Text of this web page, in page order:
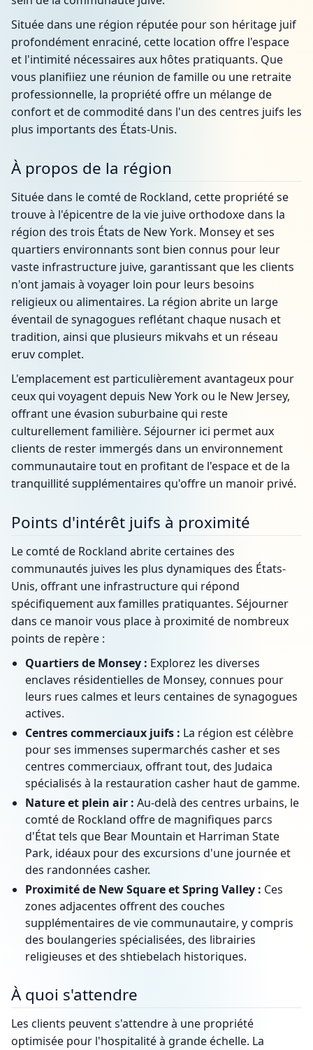
Située dans une région réputée pour son héritage juif
profondément enraciné, cette location offre l'espace
et l'intimité nécessaires aux hôtes pratiquants. Que
vous planifiiez une réunion de famille ou une retraite
professionnelle, la propriété offre un mélange de
confort et de commodité dans l'un des centres juifs les
plus importants des États-Unis.
À propos de la région
Située dans le comté de Rockland, cette propriété se
trouve à l'épicentre de la vie juive orthodoxe dans la
région des trois États de New York. Monsey et ses
quartiers environnants sont bien connus pour leur
vaste infrastructure juive, garantissant que les clients
n'ont jamais à voyager loin pour leurs besoins
religieux ou alimentaires. La région abrite un large
éventail de synagogues reflétant chaque nusach et
tradition, ainsi que plusieurs mikvahs et un réseau
eruv complet.
L'emplacement est particulièrement avantageux pour
ceux qui voyagent depuis New York ou le New Jersey,
offrant une évasion suburbaine qui reste
culturellement familière. Séjourner ici permet aux
clients de rester immergés dans un environnement
communautaire tout en profitant de l'espace et de la
tranquillité supplémentaires qu'offre un manoir privé.
Points d'intérêt juifs à proximité
Le comté de Rockland abrite certaines des
communautés juives les plus dynamiques des États-
Unis, offrant une infrastructure qui répond
spécifiquement aux familles pratiquantes. Séjourner
dans ce manoir vous place à proximité de nombreux
points de repère :
Quartiers de Monsey : Explorez les diverses
enclaves résidentielles de Monsey, connues pour
leurs rues calmes et leurs centaines de synagogues
actives.
Centres commerciaux juifs : La région est célèbre
pour ses immenses supermarchés casher et ses
centres commerciaux, offrant tout, des Judaica
spécialisés à la restauration casher haut de gamme.
Nature et plein air : Au-delà des centres urbains, le
comté de Rockland offre de magnifiques parcs
d'État tels que Bear Mountain et Harriman State
Park, idéaux pour des excursions d'une journée et
des randonnées casher.
Proximité de New Square et Spring Valley : Ces
zones adjacentes offrent des couches
supplémentaires de vie communautaire, y compris
des boulangeries spécialisées, des librairies
religieuses et des shtiebelach historiques.
À quoi s'attendre
Les clients peuvent s'attendre à une propriété
optimisée pour l'hospitalité à grande échelle. La